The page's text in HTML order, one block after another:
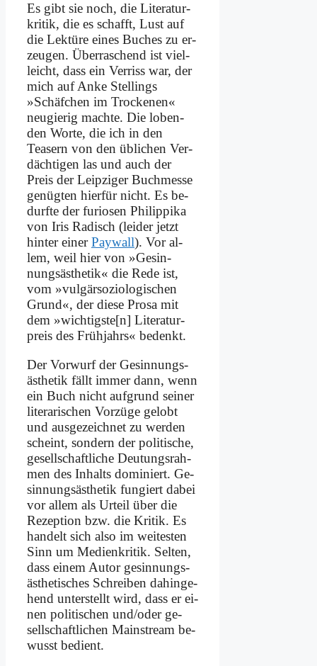
Es gibt sie noch, die Li­te­ra­tur­
kri­tik, die es schafft, Lust auf
die Lek­tü­re ei­nes Bu­ches zu er­
zeu­gen. Über­ra­schend ist viel­
leicht, dass ein Ver­riss war, der
mich auf An­ke Stel­lings
»Schäf­chen im Trocke­nen«
neu­gie­rig mach­te. Die lo­ben­
den Wor­te, die ich in den
Teasern von den üb­li­chen Ver­
däch­ti­gen las und auch der
Preis der Leip­zi­ger Buch­mes­se
ge­nüg­ten hier­für nicht. Es be­
durf­te der fu­rio­sen Phil­ip­pi­ka
von Iris Ra­disch (lei­der jetzt
hin­ter ei­nerPaywall). Vor al­
lem, weil hier von »Ge­sin­
nungs­äs­the­tik« die Re­de ist,
vom »vul­gär­so­zio­lo­gi­schen
Grund«, der die­se Pro­sa mit
dem »wichtigste[n] Li­te­ra­tur­
preis des Früh­jahrs« be­denkt.
Der Vor­wurf der Ge­sin­nungs­
äs­the­tik fällt im­mer dann, wenn
ein Buch nicht auf­grund sei­ner
li­te­ra­ri­schen Vor­zü­ge ge­lobt
und aus­ge­zeich­net zu wer­den
scheint, son­dern der po­li­ti­sche,
ge­sell­schaft­li­che Deu­tungs­rah­
men des In­halts do­mi­niert. Ge­
sin­nungs­äs­the­tik fun­giert da­bei
vor al­lem als Ur­teil über die
Re­zep­ti­on bzw. die Kri­tik. Es
han­delt sich al­so im wei­te­sten
Sinn um Me­di­en­kri­tik. Sel­ten,
dass ei­nem Au­tor ge­sin­nungs­
äs­the­ti­sches Schrei­ben da­hin­ge­
hend un­ter­stellt wird, dass er ei­
nen po­li­ti­schen und/oder ge­
sell­schaft­li­chen Main­stream be­
wusst be­dient.